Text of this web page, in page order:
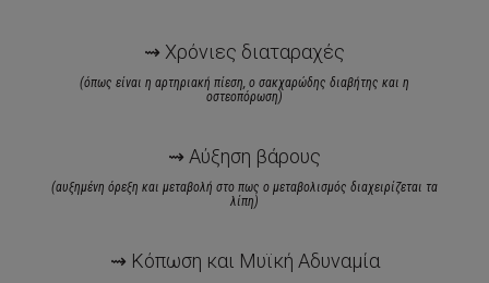
⇝ Χρόνιες διαταραχές
(όπως είναι η αρτηριακή πίεση, ο σακχαρώδης διαβήτης και η
οστεοπόρωση)
⇝ Αύξηση βάρους
(αυξημένη όρεξη και μεταβολή στο πως ο μεταβολισμός διαχειρίζεται τα
λίπη)
⇝ Κόπωση και Μυϊκή Αδυναμία